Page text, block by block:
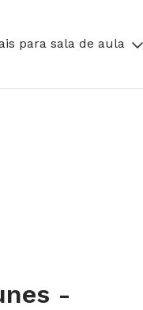
para sala de aula
-